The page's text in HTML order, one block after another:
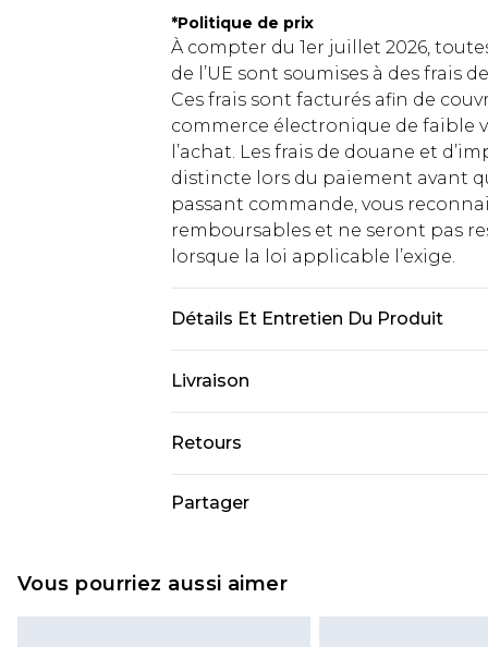
*Politique de prix
À compter du 1er juillet 2026,
de l’UE sont soumises à des frais
Ces frais sont facturés afin de
commerce électronique de faible
l’achat. Les frais de douane et
distincte lors du paiement avant
passant commande, vous
remboursables et ne seront pas
lorsque la loi applicable l’exige.
Détails Et Entretien Du Produit
Livraison
Livraison standard France
Livraison express France
Evri Parcel Shop
Retours
nous retourner un article.
demandée.
Partager
Vous pourriez aussi aimer